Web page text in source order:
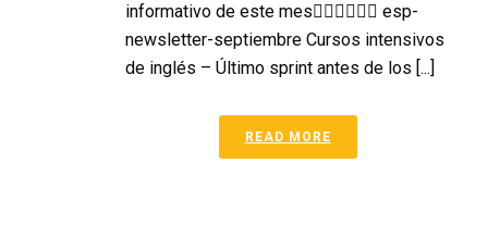
informativo de este mes👉🏼👉🏼👉🏼 esp-
newsletter-septiembre Cursos intensivos
de inglés – Último sprint antes de los [...]
READ MORE